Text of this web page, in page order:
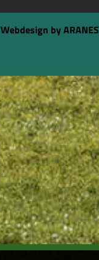
Webdesign by ARANES